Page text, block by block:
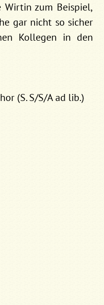
Wirtin zum Beispiel,
gar nicht so sicher
Kollegen in den
(S. S/S/A ad lib.)